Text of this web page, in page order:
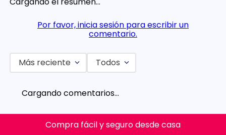
Por favor, inicia sesión para escribir un
comentario.
Más reciente Todos
Cargando comentarios…
Compra fácil y seguro desde casa